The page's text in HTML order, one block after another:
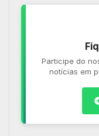
Participe do
notícias em